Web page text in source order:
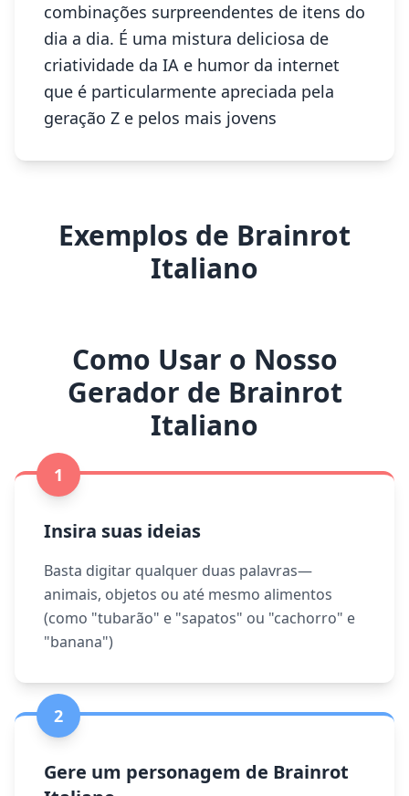
combinações surpreendentes de itens do
dia a dia. É uma mistura deliciosa de
criatividade da IA e humor da internet
que é particularmente apreciada pela
geração Z e pelos mais jovens
Exemplos de Brainrot
Italiano
Como Usar o Nosso
Gerador de Brainrot
Italiano
1
Insira suas ideias
Basta digitar qualquer duas palavras—
animais, objetos ou até mesmo alimentos
(como "tubarão" e "sapatos" ou "cachorro" e
"banana")
2
Gere um personagem de Brainrot